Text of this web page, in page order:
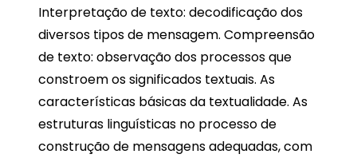
Interpretação de texto: decodificação dos
diversos tipos de mensagem. Compreensão
de texto: observação dos processos que
constroem os significados textuais. As
características básicas da textualidade. As
estruturas linguísticas no processo de
construção de mensagens adequadas, com